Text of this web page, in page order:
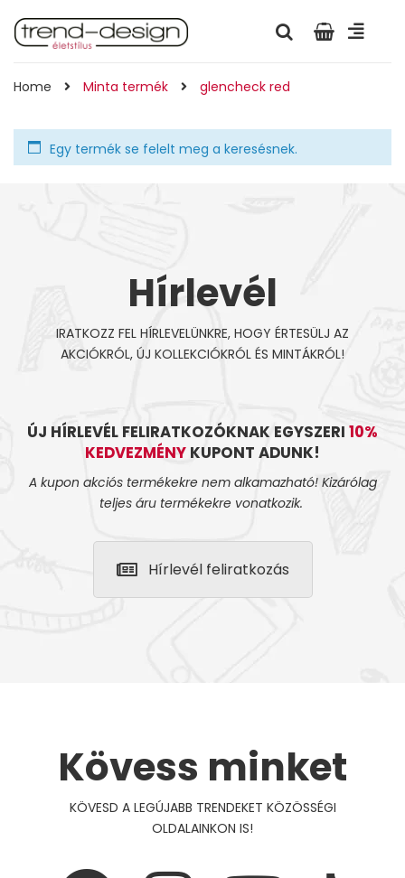
Home Minta termék glencheck red
Egy termék se felelt meg a keresésnek.
Hírlevél
IRATKOZZ FEL HÍRLEVELÜNKRE, HOGY ÉRTESÜLJ AZ
AKCIÓKRÓL, ÚJ KOLLEKCIÓKRÓL ÉS MINTÁKRÓL!
ÚJ HÍRLEVÉL FELIRATKOZÓKNAK EGYSZERI 10%
KEDVEZMÉNY KUPONT ADUNK!
A kupon akciós termékekre nem alkamazható! Kizárólag
teljes áru termékekre vonatkozik.
Hírlevél feliratkozás
Kövess minket
KÖVESD A LEGÚJABB TRENDEKET KÖZÖSSÉGI
OLDALAINKON IS!